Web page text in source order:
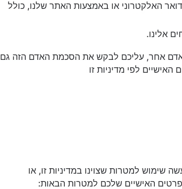
האלקטרוני או באמצעות האתר שלנו, כולל
אלינו.
אדם אחר, עליכם לבקש את הסכמת האדם הזה גם
לפי מדיניות זו
שימוש למטרות שצוינו במדיניות זו, או
האישיים שלכם למטרות הבאות: